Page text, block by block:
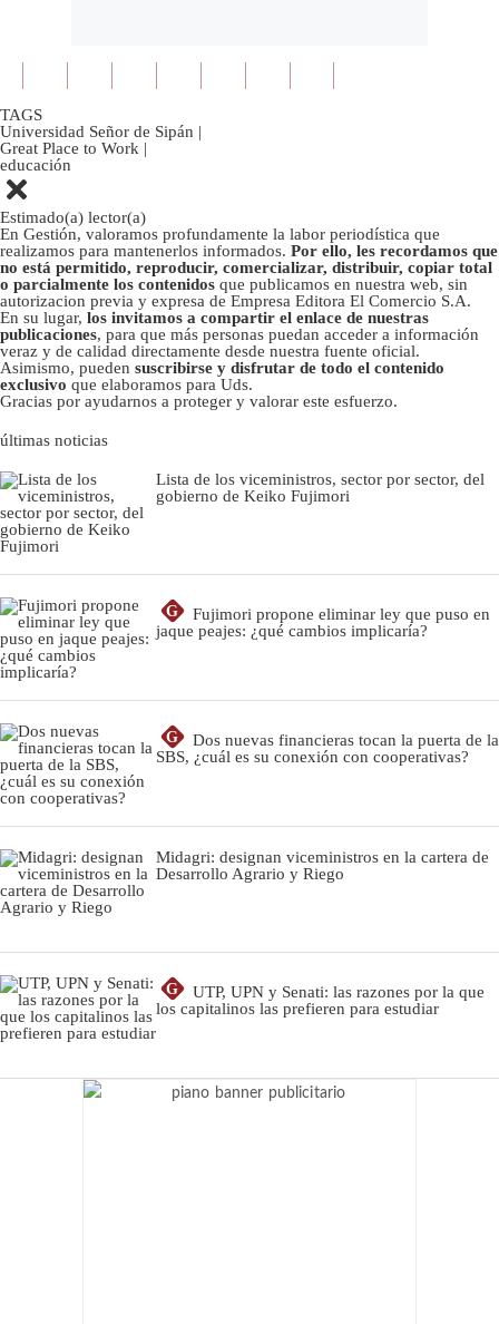
TAGS
Universidad Señor de Sipán |
Great Place to Work |
educación
Estimado(a) lector(a)
En Gestión, valoramos profundamente la labor periodística que
realizamos para mantenerlos informados. Por ello, les recordamos que
no está permitido, reproducir, comercializar, distribuir, copiar total
o parcialmente los contenidos que publicamos en nuestra web, sin
autorizacion previa y expresa de Empresa Editora El Comercio S.A.
En su lugar, los invitamos a compartir el enlace de nuestras
publicaciones, para que más personas puedan acceder a información
veraz y de calidad directamente desde nuestra fuente oficial.
Asimismo, pueden suscribirse y disfrutar de todo el contenido
exclusivo que elaboramos para Uds.
Gracias por ayudarnos a proteger y valorar este esfuerzo.
últimas noticias
Lista de los viceministros, sector por sector, del
gobierno de Keiko Fujimori
G
Fujimori propone eliminar ley que puso en
jaque peajes: ¿qué cambios implicaría?
G
Dos nuevas financieras tocan la puerta de la
SBS, ¿cuál es su conexión con cooperativas?
Midagri: designan viceministros en la cartera de
Desarrollo Agrario y Riego
G
UTP, UPN y Senati: las razones por la que
los capitalinos las prefieren para estudiar